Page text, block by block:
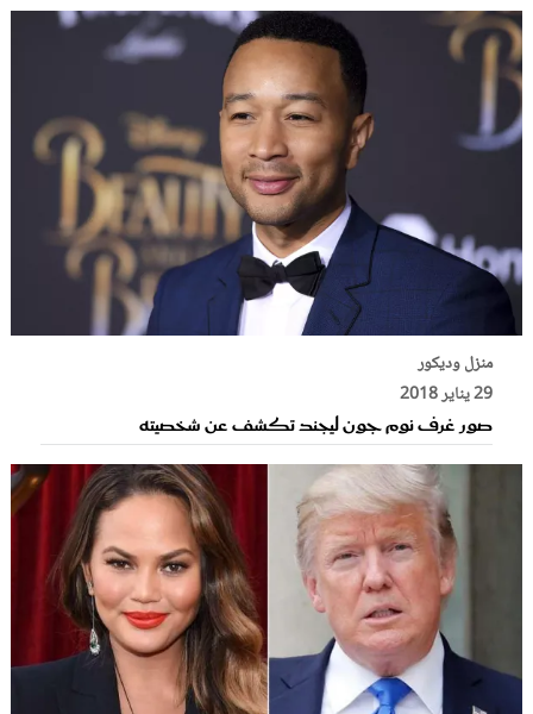
منزل وديكور
29 يناير 2018
صور غرف نوم جون ليجند تكشف عن شخصيته